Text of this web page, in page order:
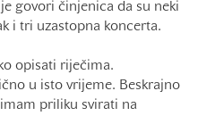
govori činjenica da su neki
i tri uzastopna koncerta.
opisati riječima.
u isto vrijeme. Beskrajno
priliku svirati na